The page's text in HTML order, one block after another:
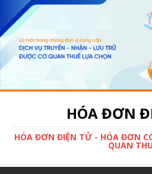
HÓA ĐƠN
HÓA ĐƠN ĐIỆN TỬ - HÓA ĐƠN
QUAN